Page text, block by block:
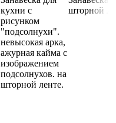
кухни с
рисунком
"подсолнухи".
невысокая арка,
ажурная кайма с
изображением
подсолнухов. на
шторной ленте.
шторной